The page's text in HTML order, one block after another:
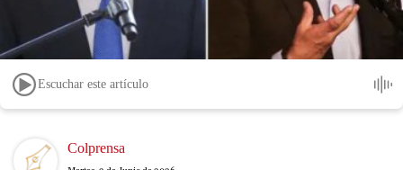
Escuchar este artículo
Image Colprensa